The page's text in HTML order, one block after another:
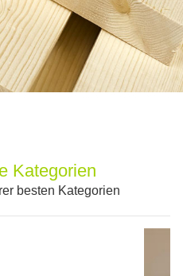
Kategorien
besten Kategorien